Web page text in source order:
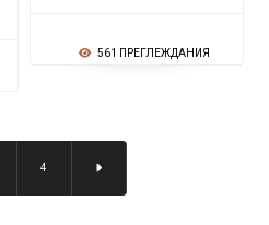
561 ПРЕГЛЕЖДАНИЯ
4